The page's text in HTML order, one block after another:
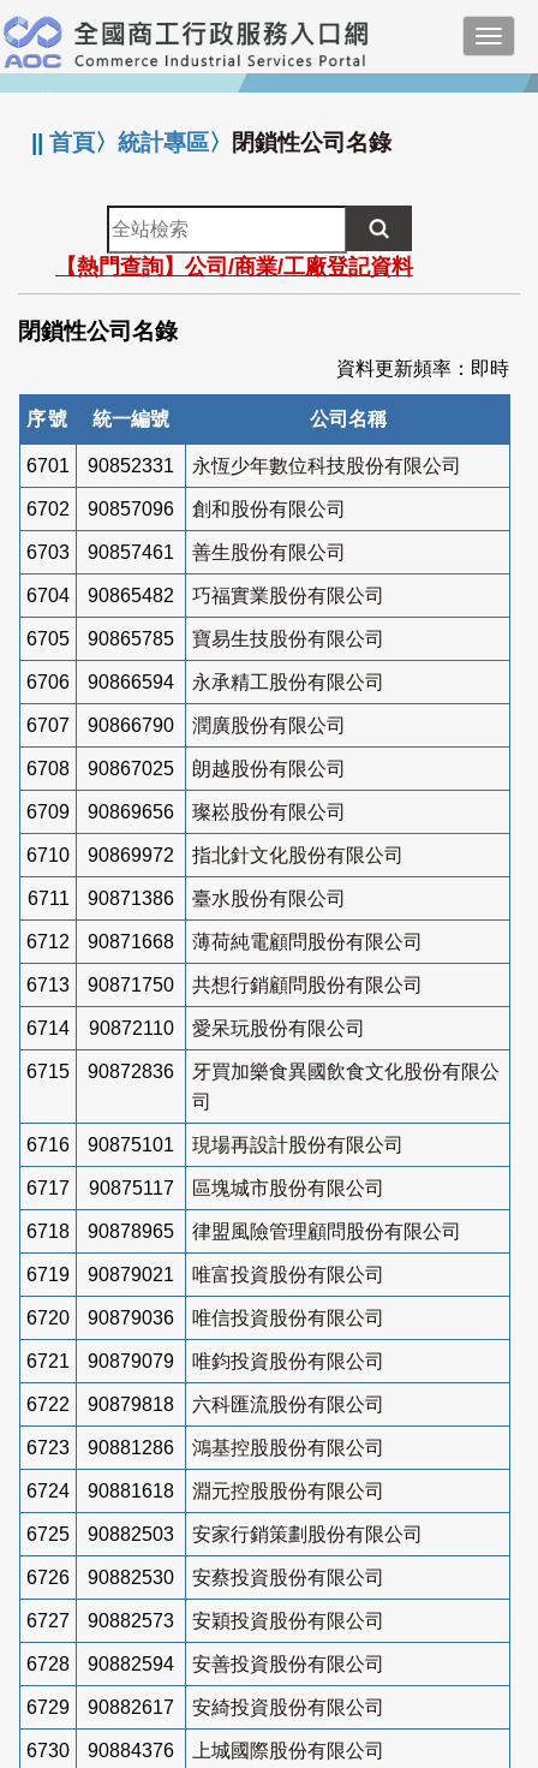
跳
到
主
要
:::
||首頁〉統計專區〉 閉鎖性公司名錄
全
站
檢
索
【熱門查詢】公司/商業/工廠登記資料
閉鎖性公司名錄
資料更新頻率：即時
序號 統一編號 公司名稱
6701 90852331 永恆少年數位科技股份有限公司
6702 90857096 創和股份有限公司
6703 90857461 善生股份有限公司
6704 90865482 巧福實業股份有限公司
6705 90865785 寶易生技股份有限公司
6706 90866594 永承精工股份有限公司
6707 90866790 潤廣股份有限公司
6708 90867025 朗越股份有限公司
6709 90869656 璨崧股份有限公司
6710 90869972 指北針文化股份有限公司
6711 90871386 臺水股份有限公司
6712 90871668 薄荷純電顧問股份有限公司
6713 90871750 共想行銷顧問股份有限公司
6714 90872110 愛呆玩股份有限公司
6715 90872836
牙買加樂食異國飲食文化股份有限公
司
6716 90875101 現場再設計股份有限公司
6717 90875117 區塊城市股份有限公司
6718 90878965 律盟風險管理顧問股份有限公司
6719 90879021 唯富投資股份有限公司
6720 90879036 唯信投資股份有限公司
6721 90879079 唯鈞投資股份有限公司
6722 90879818 六科匯流股份有限公司
6723 90881286 鴻基控股股份有限公司
6724 90881618 淵元控股股份有限公司
6725 90882503 安家行銷策劃股份有限公司
6726 90882530 安蔡投資股份有限公司
6727 90882573 安穎投資股份有限公司
6728 90882594 安善投資股份有限公司
6729 90882617 安綺投資股份有限公司
6730 90884376 上城國際股份有限公司